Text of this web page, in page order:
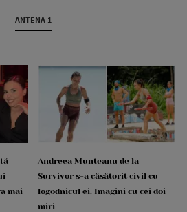
ANTENA 1
mai
Andreea Munteanu de la
Survivor s-a căsătorit civil cu
logodnicul ei. Imagini cu cei doi
miri